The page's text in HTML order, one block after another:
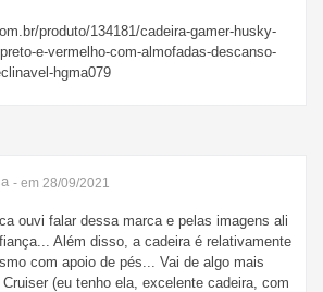
produto/134181/cadeira-gamer-husky-
e-vermelho-com-almofadas-descanso-
hgma079
- em 28/09/2021
ouvi falar dessa marca e pelas imagens ali
Além disso, a cadeira é relativamente
com apoio de pés... Vai de algo mais
(eu tenho ela, excelente cadeira, com